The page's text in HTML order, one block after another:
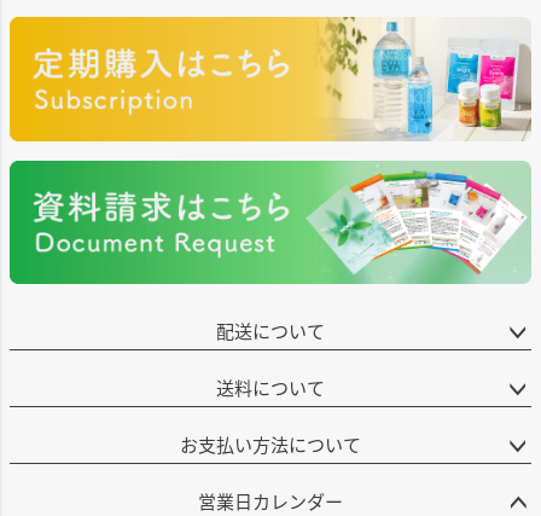
配送について
送料について
お支払い方法について
営業日カレンダー